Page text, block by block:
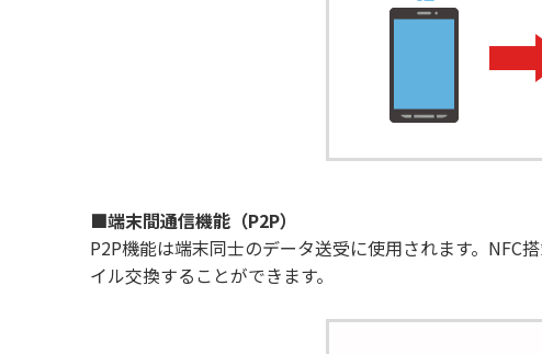
■端末間通信機能（P2P）
P2P機能は端末同士のデータ送受に使用されます。NFC
イル交換することができます。